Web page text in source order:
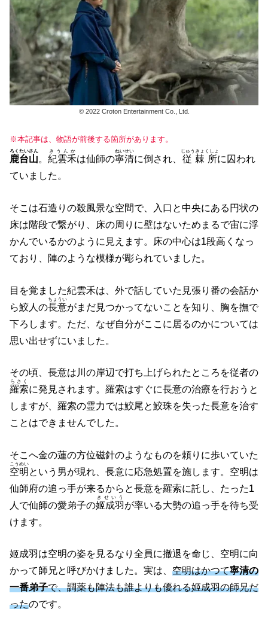
© 2022 Croton Entertainment Co., Ltd.
※本記事は、物語が前後する箇所があります。
鹿台山
ろくたいさん
。 紀雲禾
きうんか
は仙師の寧清
ねいせい
に倒され、 従棘所
じゅうきょくしょ
に囚われ
ていました。
そこは石造りの殺風景な空間で、入口と中央にある円状の
床は階段で繋がり、床の周りに壁はないためまるで宙に浮
かんでいるかのように見えます。床の中心は1段高くなっ
ており、陣のような模様が彫られていました。
目を覚ました紀雲禾は、外で話していた見張り番の会話か
ら鮫人の長意
ちょうい
がまだ見つかってないことを知り、胸を撫で
下ろします。ただ、なぜ自分がここに居るのかについては
思い出せずにいました。
その頃、長意は川の岸辺で打ち上げられたところを従者の
羅索
らさく
に発見されます。羅索はすぐに長意の治療を行おうと
しますが、羅索の霊力では鮫尾と鮫珠を失った長意を治す
ことはできませんでした。
そこへ金の蓮の方位磁針のようなものを頼りに歩いていた
空明
こうめい
という男が現れ、長意に応急処置を施します。空明は
仙師府の追っ手が来るからと長意を羅索に託し、たった1
人で仙師の愛弟子の姬成羽
きせいう
が率いる大勢の追っ手を待ち受
けます。
姬成羽は空明の姿を見るなり全員に撤退を命じ、空明に向
かって師兄と呼びかけました。実は、 空明はかつて寧清の
一番弟子で、調薬も陣法も誰よりも優れる姬成羽の師兄だ
ったのです。